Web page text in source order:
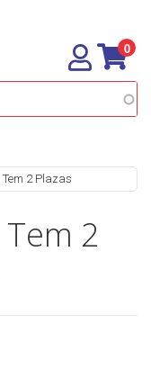
0
2 Plazas
2